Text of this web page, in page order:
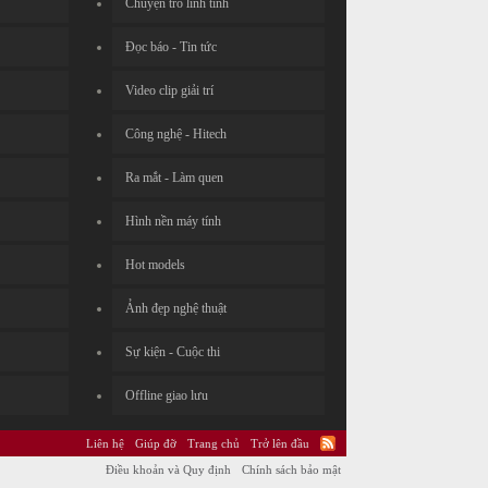
Chuyện trò linh tinh
Đọc báo - Tin tức
Video clip giải trí
Công nghệ - Hitech
Ra mắt - Làm quen
Hình nền máy tính
Hot models
Ảnh đẹp nghệ thuật
Sự kiện - Cuộc thi
Offline giao lưu
Liên hệ Giúp đỡ Trang chủ
Trở lên đầu
Điều khoản và Quy định
Chính sách bảo mật